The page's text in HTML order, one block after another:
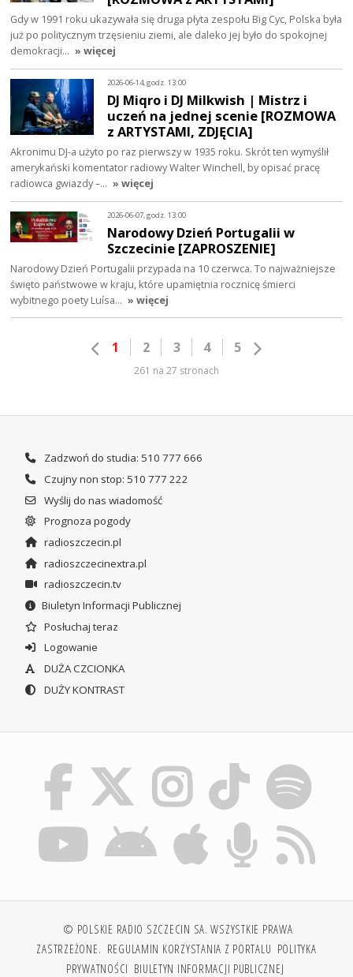
Gdy w 1991 roku ukazywała się druga płyta zespołu Big Cyc, Polska była
już po politycznym trzęsieniu ziemi, ale daleko jej było do spokojnej
demokracji… » więcej
2026-06-14, godz. 13:00
DJ Miqro i DJ Milkwish | Mistrz i
uczeń na jednej scenie [ROZMOWA
z ARTYSTAMI, ZDJĘCIA]
Akronimu DJ-a użyto po raz pierwszy w 1935 roku. Skrót ten wymyślił
amerykański komentator radiowy Walter Winchell, by opisać pracę
radiowca gwiazdy –… » więcej
2026-06-07, godz. 13:00
Narodowy Dzień Portugalii w
Szczecinie [ZAPROSZENIE]
Narodowy Dzień Portugalii przypada na 10 czerwca. To najważniejsze
święto państwowe w kraju, które upamiętnia rocznicę śmierci
wybitnego poety Luísa… » więcej
1 2 3 4 5
261 na 27 stronach
Zadzwoń do studia: 510 777 666
Czujny non stop: 510 777 222
Wyślij do nas wiadomość
Prognoza pogody
radioszczecin.pl
radioszczecinextra.pl
radioszczecin.tv
Biuletyn Informacji Publicznej
Posłuchaj teraz
Logowanie
DUŻA CZCIONKA
DUŻY KONTRAST
© POLSKIE RADIO SZCZECIN SA. WSZYSTKIE PRAWA
ZASTRZEŻONE. REGULAMIN KORZYSTANIA Z PORTALU POLITYKA
PRYWATNOŚCI BIULETYN INFORMACJI PUBLICZNEJ